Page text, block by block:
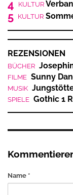
4 KULTUR
5 KULTUR
REZENSIONEN
BÜCHER
FILME Sunny
MUSIK
SPIELE Gothic 1
Name *